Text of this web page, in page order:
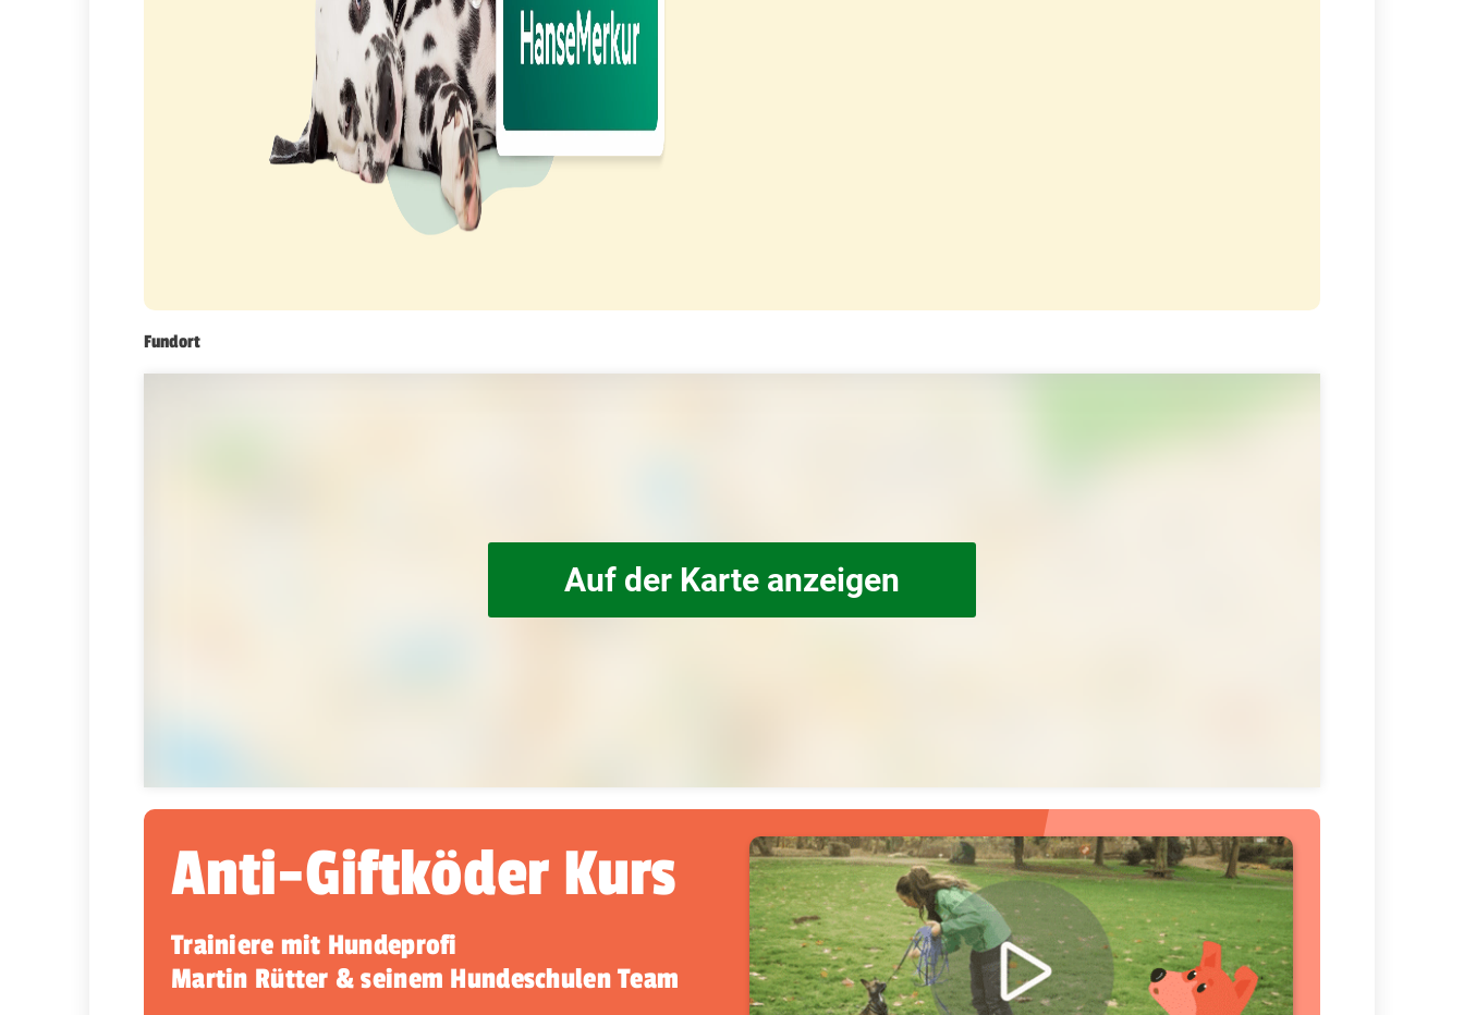
Fundort
Auf der Karte anzeigen
Anti-Giftköder Kurs
Trainiere mit Hundeprofi
Martin Rütter & seinem Hundeschulen Team